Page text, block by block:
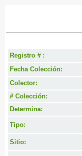
Registro # :
Fecha Colección:
Colector:
# Colección:
Determina:
Tipo:
Sitio: